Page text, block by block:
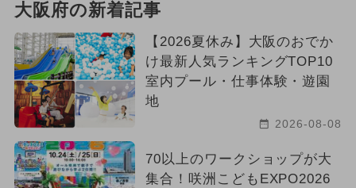
大阪府の新着記事
【2026夏休み】大阪のおでか
け最新人気ランキングTOP10
室内プール・仕事体験・遊園
地
2026-08-08
70以上のワークショップが大
集合！咲洲こどもEXPO2026